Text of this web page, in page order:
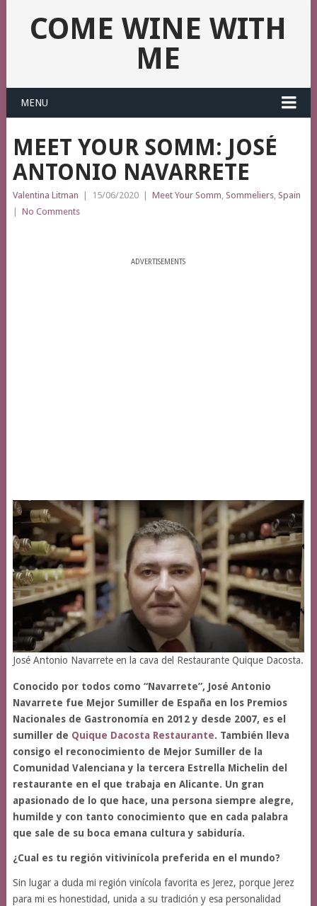
COME WINE WITH
ME
MENU
MEET YOUR SOMM: JOSÉ
ANTONIO NAVARRETE
Valentina Litman 15/06/2020 Meet Your Somm, Sommeliers, Spain
No Comments
ADVERTISEMENTS
José Antonio Navarrete en la cava del Restaurante Quique Dacosta.
Conocido por todos como “Navarrete”, José Antonio
Navarrete fue Mejor Sumiller de España en los Premios
Nacionales de Gastronomía en 2012 y desde 2007, es el
sumiller de Quique Dacosta Restaurante. También lleva
consigo el reconocimiento de Mejor Sumiller de la
Comunidad Valenciana y la tercera Estrella Michelin del
restaurante en el que trabaja en Alicante. Un gran
apasionado de lo que hace, una persona siempre alegre,
humilde y con tanto conocimiento que en cada palabra
que sale de su boca emana cultura y sabiduría.
¿Cual es tu región vitivinícola preferida en el mundo?
Sin lugar a duda mi región vinícola favorita es Jerez, porque Jerez
para mi es honestidad, unida a su tradición y esa personalidad